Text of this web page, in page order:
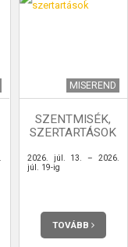
MISEREND
SZENTMISÉK,
SZERTARTÁSOK
2026. júl. 13. – 2026.
júl. 19-ig
TOVÁBB